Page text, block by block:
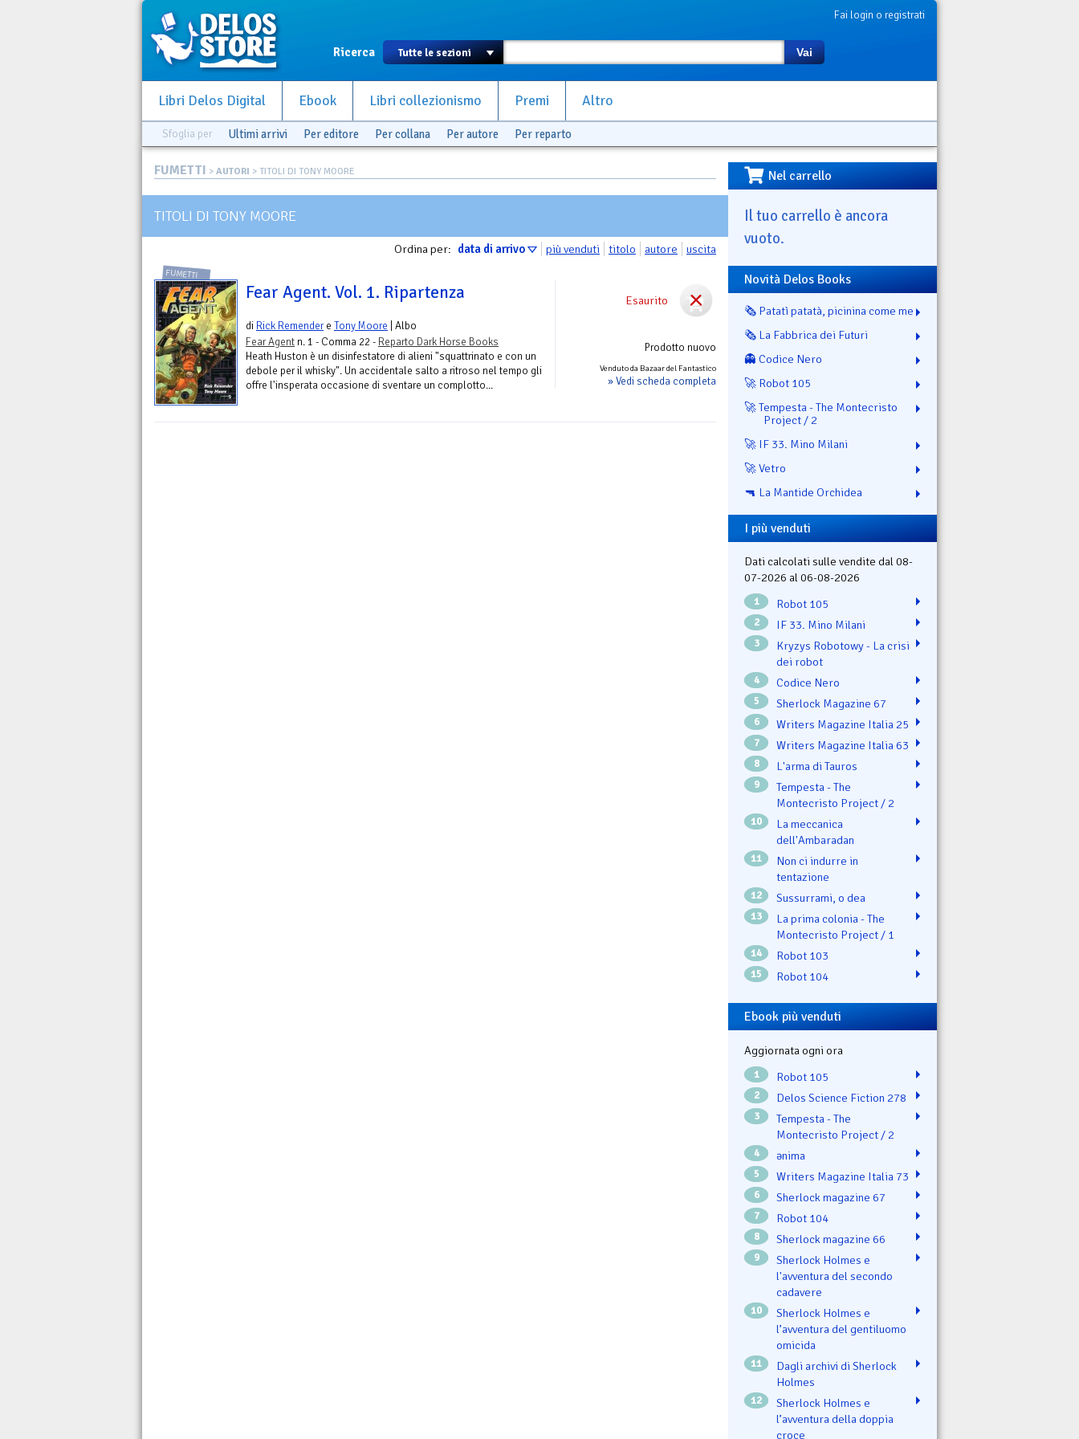
Fai login o registrati
Ricerca Vai
Libri Delos Digital Ebook Libri collezionismo Premi Altro
Sfoglia per Ultimi arrivi Per editore Per collana Per autore Per reparto
FUMETTI > AUTORI > TITOLI DI TONY MOORE
TITOLI DI TONY MOORE
Ordina per: data di arrivo più venduti titolo autore uscita
Esaurito
Prodotto nuovo
Venduto da Bazaar del Fantastico
» Vedi scheda completa
FUMETTI
Fear Agent. Vol. 1. Ripartenza
di Rick Remendere Tony Moore | Albo
Fear Agent n. 1 - Comma 22 - Reparto Dark Horse Books
Heath Huston è un disinfestatore di alieni "squattrinato e con un
debole per il whisky". Un accidentale salto a ritroso nel tempo gli
offre l'insperata occasione di sventare un complotto...
Nel carrello
Il tuo carrello è ancora
vuoto.
Novità Delos Books
🗞️ Patatì patatà, picinina come me
🗞️ La Fabbrica dei Futuri
👻 Codice Nero
🚀 Robot 105
🚀 Tempesta - The Montecristo
Project / 2
🚀 IF 33. Mino Milani
🚀 Vetro
🔫 La Mantide Orchidea
I più venduti
Dati calcolati sulle vendite dal 08-
07-2026 al 06-08-2026
1 Robot 105
2 IF 33. Mino Milani
3
Kryzys Robotowy - La crisi
dei robot
4 Codice Nero
5 Sherlock Magazine 67
6 Writers Magazine Italia 25
7 Writers Magazine Italia 63
8 L'arma di Tauros
9
Tempesta - The
Montecristo Project / 2
10
La meccanica
dell'Ambaradan
11
Non ci indurre in
tentazione
12 Sussurrami, o dea
13
La prima colonia - The
Montecristo Project / 1
14 Robot 103
15 Robot 104
Ebook più venduti
Aggiornata ogni ora
1 Robot 105
2 Delos Science Fiction 278
3
Tempesta - The
Montecristo Project / 2
4 ənima
5 Writers Magazine Italia 73
6 Sherlock magazine 67
7 Robot 104
8 Sherlock magazine 66
9
Sherlock Holmes e
l'avventura del secondo
cadavere
10
Sherlock Holmes e
l’avventura del gentiluomo
omicida
11
Dagli archivi di Sherlock
Holmes
12
Sherlock Holmes e
l’avventura della doppia
croce